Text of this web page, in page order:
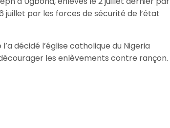
par les forces de sécurité de l’état
décidé l’église catholique du Nigeria
les enlèvements contre rançon.